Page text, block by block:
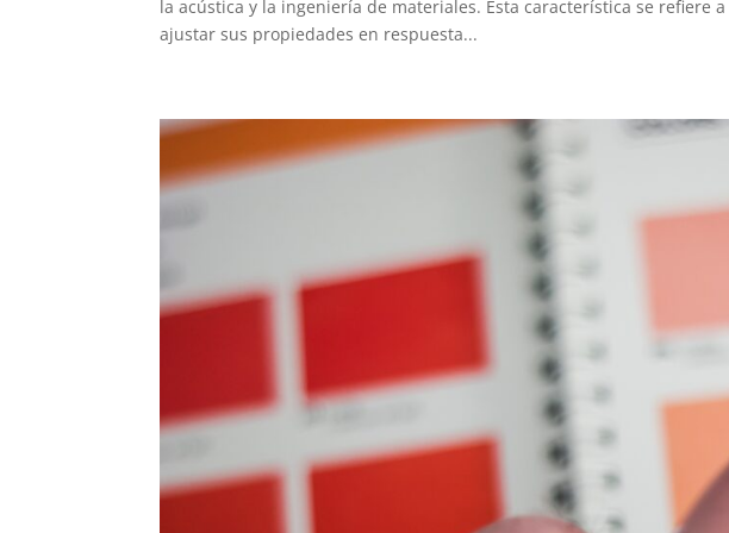
la acústica y la ingeniería de materiales. Esta característica se refiere
ajustar sus propiedades en respuesta...